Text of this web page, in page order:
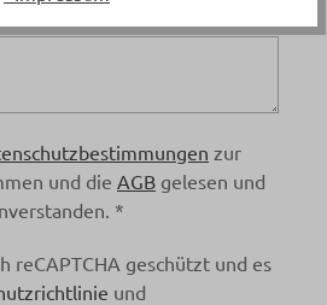
zur
und die AGB gelesen und
*
reCAPTCHA geschützt und es
und